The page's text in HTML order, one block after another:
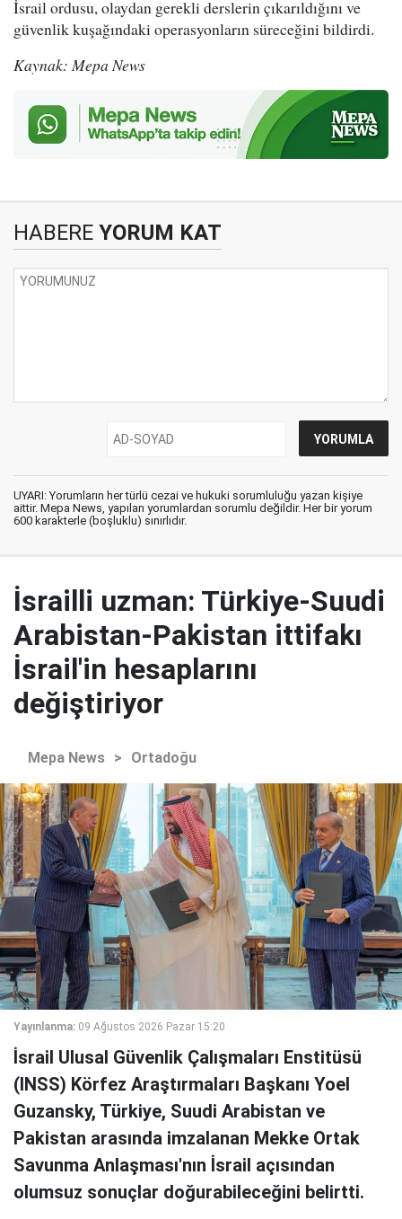
İsrail ordusu, olaydan gerekli derslerin çıkarıldığını ve
güvenlik kuşağındaki operasyonların süreceğini bildirdi.
Kaynak: Mepa News
HABERE YORUM KAT
UYARI: Yorumların her türlü cezai ve hukuki sorumluluğu yazan kişiye
aittir. Mepa News, yapılan yorumlardan sorumlu değildir. Her bir yorum
600 karakterle (boşluklu) sınırlıdır.
İsrailli uzman: Türkiye-Suudi
Arabistan-Pakistan ittifakı
İsrail'in hesaplarını
değiştiriyor
Mepa News > Ortadoğu
Yayınlanma: 09 Ağustos 2026 Pazar 15:20
İsrail Ulusal Güvenlik Çalışmaları Enstitüsü
(INSS) Körfez Araştırmaları Başkanı Yoel
Guzansky, Türkiye, Suudi Arabistan ve
Pakistan arasında imzalanan Mekke Ortak
Savunma Anlaşması'nın İsrail açısından
olumsuz sonuçlar doğurabileceğini belirtti.